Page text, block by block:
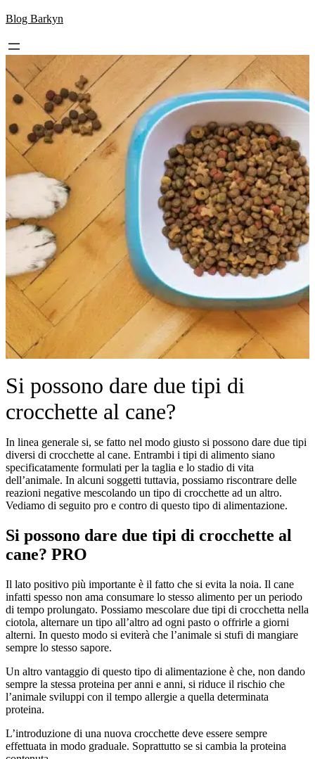
Skip
content
Blog Barkyn
Si possono dare due tipi di
crocchette al cane?
In linea generale si, se fatto nel modo giusto si possono dare due tipi
diversi di crocchette al cane. Entrambi i tipi di alimento siano
specificatamente formulati per la taglia e lo stadio di vita
dell’animale. In alcuni soggetti tuttavia, possiamo riscontrare delle
reazioni negative mescolando un tipo di crocchette ad un altro.
Vediamo di seguito pro e contro di questo tipo di alimentazione.
Si possono dare due tipi di crocchette al
cane? PRO
Il lato positivo più importante è il fatto che si evita la noia. Il cane
infatti spesso non ama consumare lo stesso alimento per un periodo
di tempo prolungato. Possiamo mescolare due tipi di crocchetta nella
ciotola, alternare un tipo all’altro ad ogni pasto o offrirle a giorni
alterni. In questo modo si eviterà che l’animale si stufi di mangiare
sempre lo stesso sapore.
Un altro vantaggio di questo tipo di alimentazione è che, non dando
sempre la stessa proteina per anni e anni, si riduce il rischio che
l’animale sviluppi con il tempo allergie a quella determinata
proteina.
L’introduzione di una nuova crocchette deve essere sempre
effettuata in modo graduale. Soprattutto se si cambia la proteina